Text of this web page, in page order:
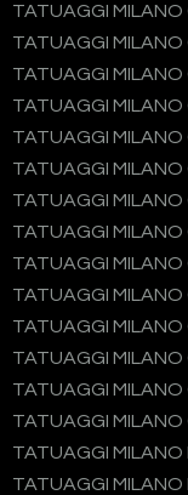
TATUAGGI MILANO
TATUAGGI MILANO
TATUAGGI
TATUAGGI MILANO
TATUAGGI MILANO
TATUAGGI MILANO
TATUAGGI
TATUAGGI
TATUAGGI
TATUAGGI
TATUAGGI
TATUAGGI MILANO
TATUAGGI MILANO
TATUAGGI
TATUAGGI MILANO
TATUAGGI MILANO